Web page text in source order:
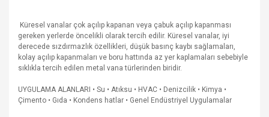
Küresel vanalar çok açılıp kapanan veya çabuk açılıp kapanması
gereken yerlerde öncelikli olarak tercih edilir. Küresel vanalar, iyi
derecede sızdırmazlık özellikleri, düşük basınç kaybı sağlamaları,
kolay açılıp kapanmaları ve boru hattında az yer kaplamaları sebebiyle
sıklıkla tercih edilen metal vana türlerinden biridir.
UYGULAMA ALANLARI • Su • Atıksu • HVAC • Denizcilik • Kimya •
Çimento • Gıda • Kondens hatlar • Genel Endüstriyel Uygulamalar